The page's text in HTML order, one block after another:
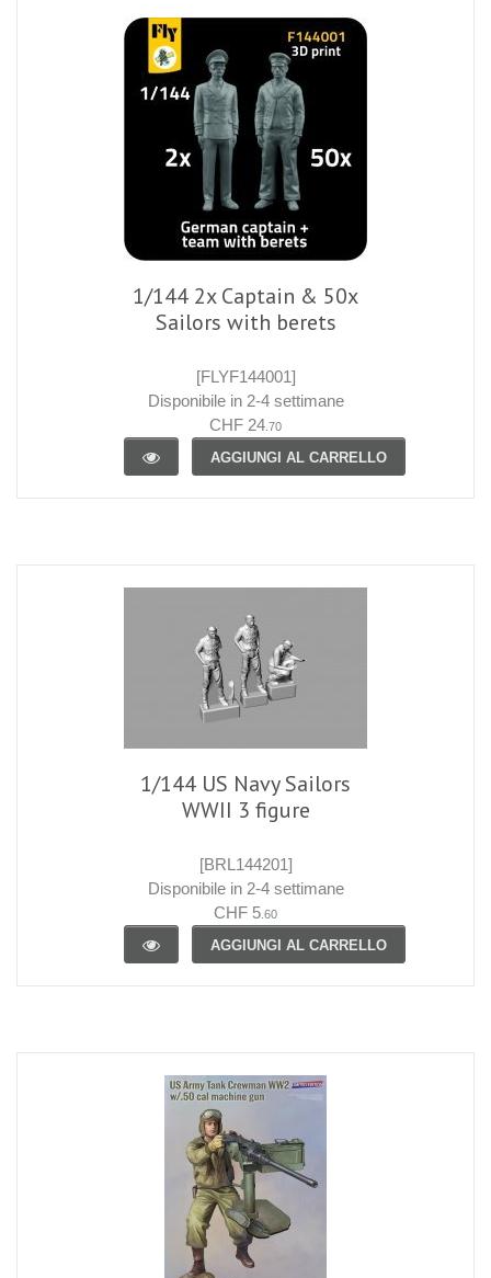
1/144 2x Captain & 50x
Sailors with berets
[FLYF144001]
Disponibile in 2-4 settimane
CHF 24 .70
AGGIUNGI AL CARRELLO
1/144 US Navy Sailors
WWII 3 figure
[BRL144201]
Disponibile in 2-4 settimane
CHF 5 .60
AGGIUNGI AL CARRELLO